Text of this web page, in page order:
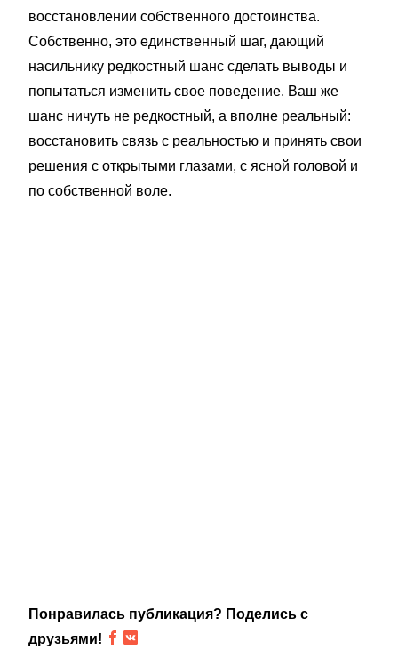
восстановлении собственного достоинства.
Собственно, это единственный шаг, дающий
насильнику редкостный шанс сделать выводы и
попытаться изменить свое поведение. Ваш же
шанс ничуть не редкостный, а вполне реальный:
восстановить связь с реальностью и принять свои
решения с открытыми глазами, с ясной головой и
по собственной воле.
Понравилась публикация? Поделись с
друзьями!